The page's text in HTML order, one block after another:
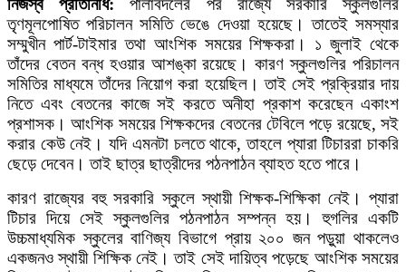
নিজস্ব প্রতিনিধি: পালাবদলের পর রাজ্যে সরকারি স্কুলগুলির
তৃণমূলপোষিত পরিচালন সমিতি ভেঙে দেওয়া হয়েছে। তাতেই সমস্যার
সম্মুখীন পার্ট-টাইমারতথা আংশিক সময়ের শিক্ষকরা। ১ জুলাই থেকে
তাঁদের বেতন বন্ধ হওয়ার আশঙ্কা রয়েছে। কারণ স্কুলগুলির পরিচালন
সমিতির মাধ্যমে তাঁদের নিয়োগ করা হয়েছিল। তাই সেই প্রক্রিয়ার দায়
নিতে এবং বেতনের কাজে সই করতে অনীহা প্রকাশ করেছেন একাংশ
প্রশাসক। আংশিক সময়ের শিক্ষকদের বেতনের টেবিলে পড়ে রয়েছে, সই
করার কেউ নেই। যদি এমনটা চলতে থাকে, তাহলে প্যারা টিচাররা চাকরি
ছেড়ে দেবেন। তাই ছাত্র ছাত্রীদের পঠনপাঠন ব্যাহত হতে পারে।
কারণ রাজ্যের বহু সরকারি স্কুলে স্থায়ী শিক্ষক-শিক্ষিকা নেই। প্যারা
টিচার দিয়ে সেই স্কুলগুলির পঠনপাঠন সম্পন্ন হয়। হুগলির একটি
উচ্চমাধ্যমিক স্কুলের বাণিজ্য বিভাগে প্রায় ২০০ জন পড়ুয়া থাকলেও
একজনও স্থায়ী শিক্ষিক নেই। তাই সেই দায়িত্ব পড়েছে আংশিক সময়ের